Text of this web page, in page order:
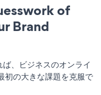
of
Brand
、ビジネスのオンライ
初の大きな課題を克服で